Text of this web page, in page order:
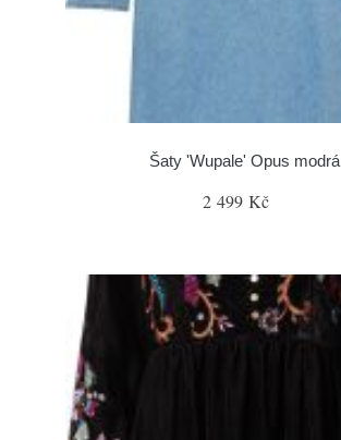
Šaty 'Wupale' Opus modrá
2 499 Kč